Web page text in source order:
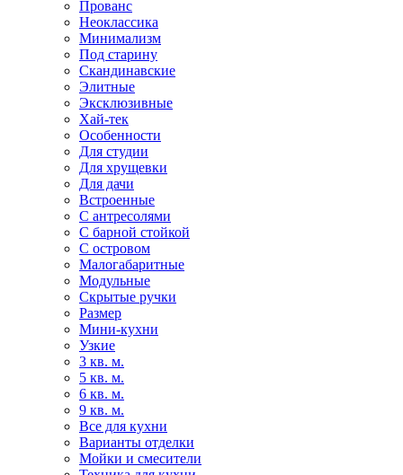
Прованс
Неоклассика
Минимализм
Под старину
Скандинавские
Элитные
Эксклюзивные
Хай-тек
Особенности
Для студии
Для хрущевки
Для дачи
Встроенные
С антресолями
С барной стойкой
С островом
Малогабаритные
Модульные
Скрытые ручки
Размер
Мини-кухни
Узкие
3 кв. м.
5 кв. м.
6 кв. м.
9 кв. м.
Все для кухни
Варианты отделки
Мойки и смесители